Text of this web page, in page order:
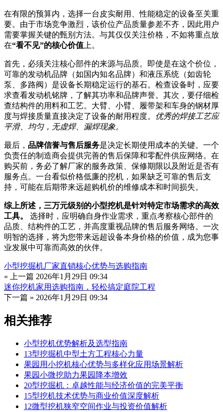
在有限的预算内，选择一台皮实耐用、性能稳定的设备至关重
要。由于市场竞争激烈，该价位产品质量参差不齐，因此用户
需要掌握关键的甄别方法。与其仅仅关注价格，不如将重点放
在“看不见”的核心价值 上。
首先，必须关注核心部件的来源与品质。即使是在这个价位，
可靠的发动机品牌（如国内知名品牌）和液压系统（如齿轮
泵、多路阀）是设备长期稳定运行的基石。检查设备时，应要
求查看发动机铭牌，了解其功率和品牌声誉。其次，要仔细检
查结构件的用料和工艺。大臂、小臂、履带架和车身的钢材厚
度与焊接质量直接决定了设备的耐用程度。 优秀的焊接工艺应
平滑、均匀，无虚焊、漏焊现象。
最后， 品牌信誉与售后服务是决定长期使用成本的关键。一个
负责任的制造商会提供完善的售后保障和零配件供应网络。在
购买前，务必了解厂家的服务政策、保修期限以及附近是否有
服务点。一台看似价格低廉的挖机，如果缺乏可靠的售后支
持，可能在后期带来远超购机价的维修成本和时间损失。
综上所述，三万元级别的小型挖机是针对特定市场需求的高效
工具。
选择时，应明确自身作业需求，重点考察核心部件的
品质、结构件的工艺，并高度重视品牌的售后服务网络。一次
明智的选择，将为您带来远超设备本身价格的价值，成为您事
业发展中可靠而高效的伙伴。
小型挖掘机厂家直销核心优势与选购指南
« 上一篇 2026年1月29日 09:34
迷你挖机家用选购指南，轻松搞定庭院工程
下一篇 » 2026年1月29日 09:34
相关推荐
小型挖机优势解析及选型指南
13型挖掘机中型土方工程核心力量
果园用小挖机核心优势与多样化应用场景解析
果园小微挖助力果园降本增效
20型挖掘机：卓越性能与经济价值的完美平衡
15型挖机技术优势与商业价值深度解析
12微型挖机狭窄空间作业与投资价值解析